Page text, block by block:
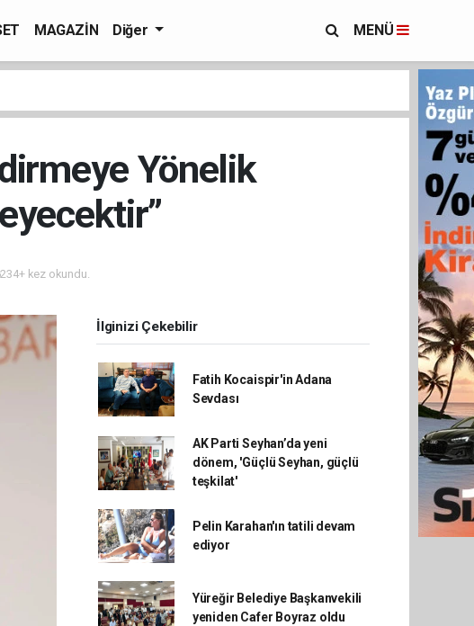
MAGAZİN Diğer MENÜ
Yönelik
kez okundu.
İlginizi Çekebilir
Fatih Kocaispir'in Adana
Sevdası
AK Parti Seyhan’da yeni
dönem, 'Güçlü Seyhan, güçlü
teşkilat'
Pelin Karahan'ın tatili devam
ediyor
Yüreğir Belediye Başkanvekili
yeniden Cafer Boyraz oldu